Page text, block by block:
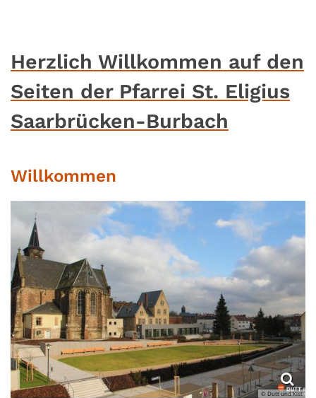
Herzlich Willkommen auf den
Seiten der Pfarrei St. Eligius
Saarbrücken-Burbach
Willkommen
© Dutt und Kist